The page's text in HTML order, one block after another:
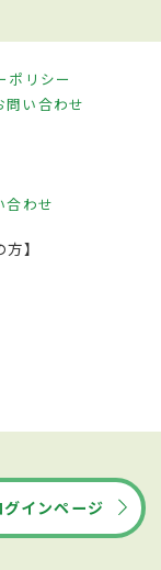
ポリシー
問い合わせ
合わせ
】
インページ